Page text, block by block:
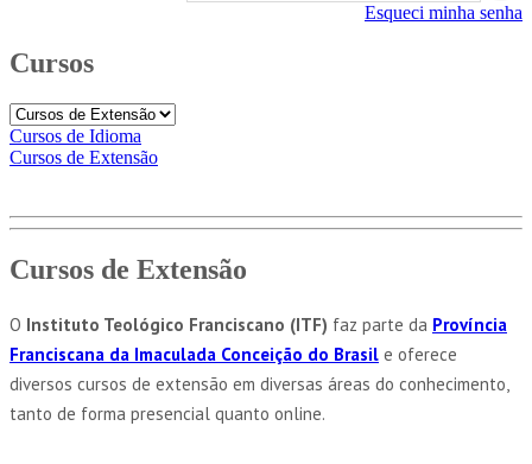
Esqueci minha senha
Cursos
Cursos de Idioma
Cursos de Extensão
Cursos de Extensão
O Instituto Teológico Franciscano (ITF) faz parte da Província
Franciscana da Imaculada Conceição do Brasil e oferece
diversos cursos de extensão em diversas áreas do conhecimento,
tanto de forma presencial quanto online.